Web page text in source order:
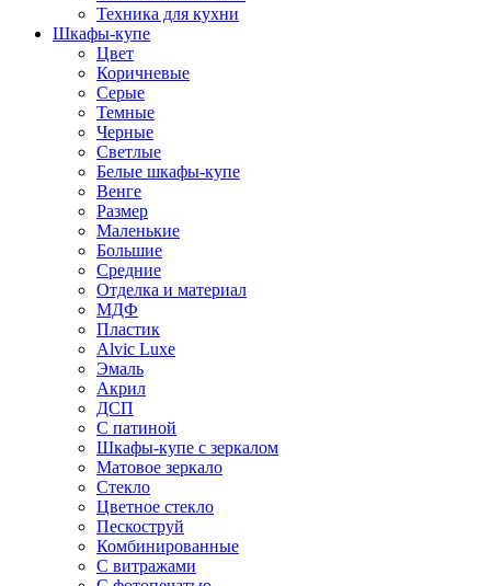
Техника для кухни
Шкафы-купе
Цвет
Коричневые
Серые
Темные
Черные
Светлые
Белые шкафы-купе
Венге
Размер
Маленькие
Большие
Средние
Отделка и материал
МДФ
Пластик
Alvic Luxe
Эмаль
Акрил
ДСП
С патиной
Шкафы-купе с зеркалом
Матовое зеркало
Стекло
Цветное стекло
Пескоструй
Комбинированные
С витражами